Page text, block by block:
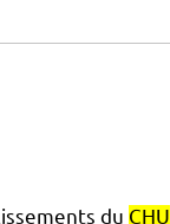
du CHU